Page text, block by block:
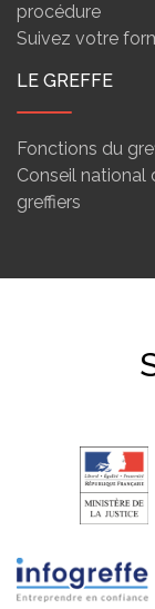
procédure
Suivez votre
LE GREFFE
Fonctions du
Conseil national
greffiers